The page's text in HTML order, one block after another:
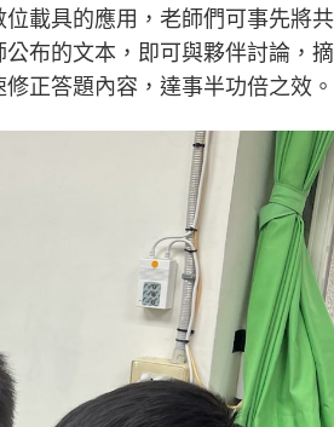
載具的應用，老師們可事先將
布的文本，即可與夥伴討論，
正答題內容，達事半功倍之效。